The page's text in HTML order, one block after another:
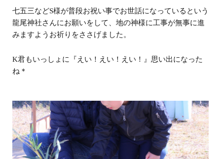
七五三などS様が普段お祝い事でお世話になっているという
龍尾神社さんにお願いをして、地の神様に工事が無事に進
みますようお祈りをささげました。
K君もいっしょに『えい！えい！えい！』思い出になった
ね＊